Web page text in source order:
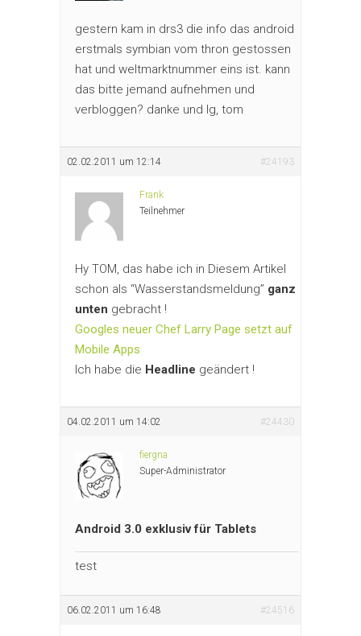
gestern kam in drs3 die info das android
erstmals symbian vom thron gestossen
hat und weltmarktnummer eins ist. kann
das bitte jemand aufnehmen und
verbloggen? danke und lg, tom
02.02.2011 um 12:14 #24193
Frank
Teilnehmer
Hy TOM, das habe ich in Diesem Artikel
schon als “Wasserstandsmeldung” ganz
unten gebracht !
Googles neuer Chef Larry Page setzt auf
Mobile Apps
Ich habe die Headline geändert !
04.02.2011 um 14:02 #24430
fiergna
Super-Administrator
Android 3.0 exklusiv für Tablets
test
06.02.2011 um 16:48 #24516